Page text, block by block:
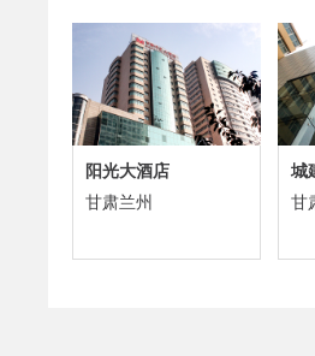
阳光大酒店
甘肃兰州
城
甘